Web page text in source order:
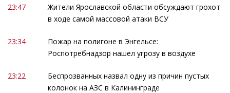
23:47
Жители Ярославской области обсуждают грохот
в ходе самой массовой атаки ВСУ
23:34
Пожар на полигоне в Энгельсе:
Роспотребнадзор нашел угрозу в воздухе
23:22
Беспрозванных назвал одну из причин пустых
колонок на АЗС в Калининграде